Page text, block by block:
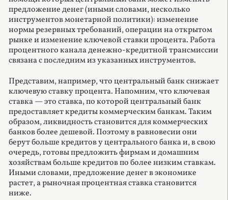
предложение денег (иными словами, несколько
инструментов монетарной политики): изменение
нормы резервных требований, операции на открытом
рынке и изменение ключевой ставки процента. Работа
процентного канала денежно-кредитной трансмиссии
связана с последним из указанных инструментов.
Представим, например, что центральный банк снижает
ключевую ставку процента. Напомним, что ключевая
ставка — это ставка, по которой центральный банк
предоставляет кредиты коммерческим банкам. Таким
образом, ликвидность становится для коммерческих
банков более дешевой. Поэтому в равновесии они
берут больше кредитов у центрального банка и, в свою
очередь, готовы предложить фирмам и домашним
хозяйствам больше кредитов по более низким ставкам.
Иными словами, предложение денег в экономике
растет, а рыночная процентная ставка становится
ниже.